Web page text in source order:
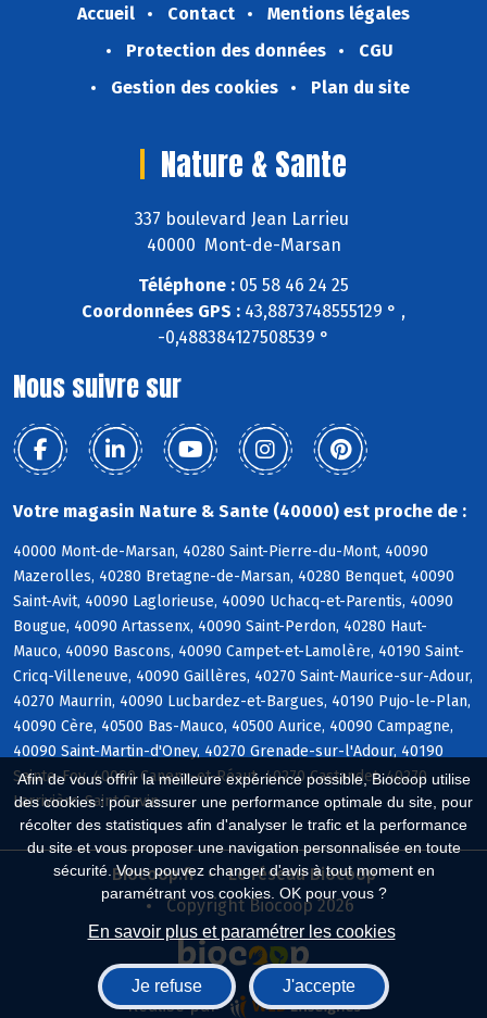
Afin de vous offrir la meilleure expérience possible, Biocoop utilise
des cookies : pour assurer une performance optimale du site, pour
récolter des statistiques afin d'analyser le trafic et la performance
du site et vous proposer une navigation personnalisée en toute
sécurité. Vous pouvez changer d'avis à tout moment en
paramétrant vos cookies. OK pour vous ?
En savoir plus et paramétrer les cookies
Je refuse J'accepte
Accueil Contact
Mentions légales
Protection des données
CGU
Gestion des cookies
Plan du site
Nature & Sante
337 boulevard Jean Larrieu
40000 Mont-de-Marsan
Téléphone : 05 58 46 24 25
Coordonnées GPS : 43,8873748555129 ° ,
-0,488384127508539 °
Nous suivre sur
Votre magasin Nature & Sante (40000) est proche de :
40000 Mont-de-Marsan, 40280 Saint-Pierre-du-Mont, 40090
Mazerolles, 40280 Bretagne-de-Marsan, 40280 Benquet, 40090
Saint-Avit, 40090 Laglorieuse, 40090 Uchacq-et-Parentis, 40090
Bougue, 40090 Artassenx, 40090 Saint-Perdon, 40280 Haut-
Mauco, 40090 Bascons, 40090 Campet-et-Lamolère, 40190 Saint-
Cricq-Villeneuve, 40090 Gaillères, 40270 Saint-Maurice-sur-Adour,
40270 Maurrin, 40090 Lucbardez-et-Bargues, 40190 Pujo-le-Plan,
40090 Cère, 40500 Bas-Mauco, 40500 Aurice, 40090 Campagne,
40090 Saint-Martin-d'Oney, 40270 Grenade-sur-l'Adour, 40190
Sainte-Foy, 40090 Canenx-et-Réaut, 40270 Castandet, 40270
Larrivière-Saint-Savin
Biocoop.fr
Le réseau Biocoop
Copyright Biocoop 2026
Réalisé par